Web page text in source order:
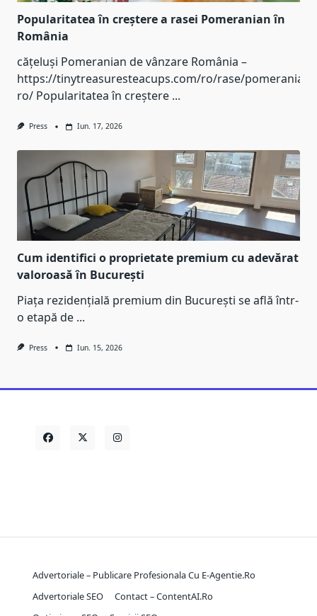
Popularitatea în creștere a rasei Pomeranian în
România
cățeluși Pomeranian de vânzare România –
https://tinytreasuresteacups.com/ro/rase/pomeranian-
ro/ Popularitatea în creștere ...
Press Iun. 17, 2026
Cum identifici o proprietate premium cu adevărat
valoroasă în București
Piața rezidențială premium din București se află într-
o etapă de ...
Press Iun. 15, 2026
Advertoriale – Publicare Profesionala Cu E-Agentie.ro
Advertoriale SEO
Contact – ContentAI.ro